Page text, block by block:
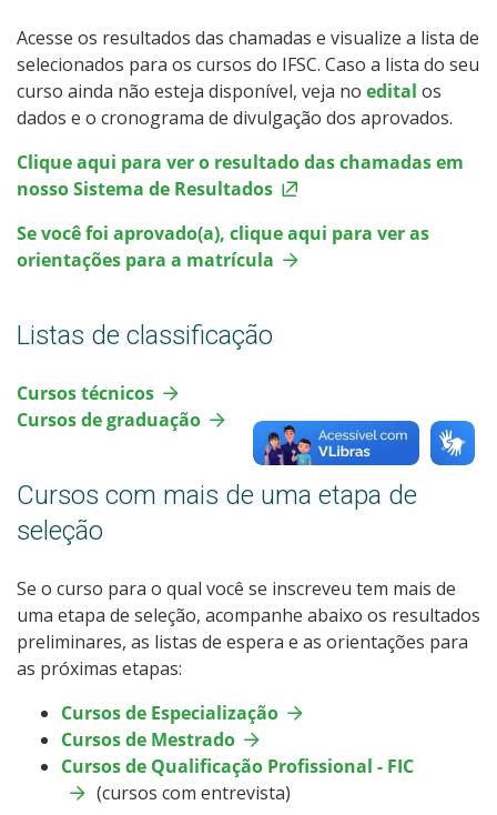
Todos os cursos
Processo de Inscrição
Resultados Vagas Remanescentes
Como posso estudar no IFSC?
Calendário de inscrições
Cotas
Orientações para Matrícula
Transferências e Retornos
Provas e Gabaritos
Estatísticas dos Processos Seletivos
Acesse os resultados das chamadas e visualize a lista de
selecionados para os cursos do IFSC. Caso a lista do seu
curso ainda não esteja disponível, veja no edital os
dados e o cronograma de divulgação dos aprovados.
Clique aqui para ver o resultado das chamadas em
nosso Sistema de Resultados
Se você foi aprovado(a), clique aqui para ver as
orientações para a matrícula
Listas de classificação
Cursos técnicos
Cursos de graduação
Cursos com mais de uma etapa de
seleção
Se o curso para o qual você se inscreveu tem mais de
uma etapa de seleção, acompanhe abaixo os resultados
preliminares, as listas de espera e as orientações para
as próximas etapas:
Cursos de Especialização
Cursos de Mestrado
Cursos de Qualificação Profissional - FIC
(cursos com entrevista)